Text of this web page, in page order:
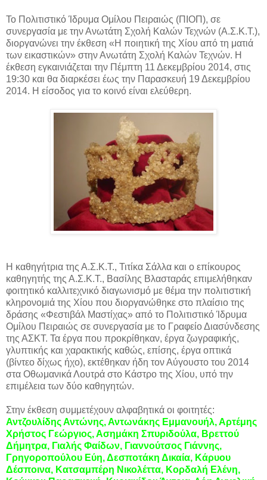
Το Πολιτιστικό Ίδρυμα Ομίλου Πειραιώς (ΠΙΟΠ), σε
συνεργασία με την Ανωτάτη Σχολή Καλών Τεχνών (Α.Σ.Κ.Τ.),
διοργανώνει την έκθεση «Η ποιητική της Χίου από τη ματιά
των εικαστικών» στην Ανωτάτη Σχολή Καλών Τεχνών. Η
έκθεση εγκαινιάζεται την Πέμπτη 11 Δεκεμβρίου 2014, στις
19:30 και θα διαρκέσει έως την Παρασκευή 19 Δεκεμβρίου
2014. Η είσοδος για το κοινό είναι ελεύθερη.
Η καθηγήτρια της Α.Σ.Κ.Τ., Τιτίκα Σάλλα και ο επίκουρος
καθηγητής της Α.Σ.Κ.Τ., Βασίλης Βλασταράς επιμελήθηκαν
φοιτητικό καλλιτεχνικό διαγωνισμό με θέμα την πολιτιστική
κληρονομιά της Χίου που διοργανώθηκε στο πλαίσιο της
δράσης «Φεστιβάλ Μαστίχας» από το Πολιτιστικό Ίδρυμα
Ομίλου Πειραιώς σε συνεργασία με το Γραφείο Διασύνδεσης
της ΑΣΚΤ. Τα έργα που προκρίθηκαν, έργα ζωγραφικής,
γλυπτικής και χαρακτικής καθώς, επίσης, έργα οπτικά
(βίντεο δίχως ήχο), εκτέθηκαν ήδη τον Αύγουστο του 2014
στα Οθωμανικά Λουτρά στο Κάστρο της Χίου, υπό την
επιμέλεια των δύο καθηγητών.
Στην έκθεση συμμετέχουν αλφαβητικά οι φοιτητές:
Αντζουλίδης Αντώνης, Αντωνάκης Εμμανουήλ, Αρτέμης
Χρήστος Γεώργιος, Ασημάκη Σπυριδούλα, Βρεττού
Δήμητρα, Γιαλής Φαίδων, Γιαννούτσος Γιάννης,
Γρηγοροπούλου Εύη, Δεσποτάκη Δικαία, Κάρυου
Δέσποινα, Κατσαμπέρη Νικολέττα, Κορδαλή Ελένη,